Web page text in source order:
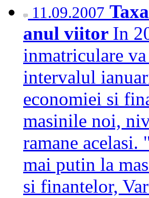
11.09.2007
anul viitor In
inmatriculare
intervalul
economiei si
masinile noi,
ramane acelasi.
mai putin la
si finantelor,